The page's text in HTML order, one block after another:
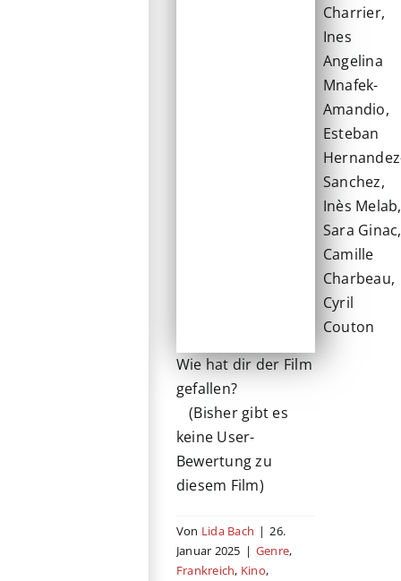
Charrier,
Ines
Angelina
Mnafek-
Amandio,
Esteban
Sanchez,
Inès Melab,
Sara Ginac,
Camille
Charbeau,
Cyril
Couton
Wie hat dir der Film
gefallen?
(Bisher gibt es
keine User-
Bewertung zu
diesem Film)
Von Lida Bach | 26.
Januar 2025 | Genre,
Frankreich, Kino,